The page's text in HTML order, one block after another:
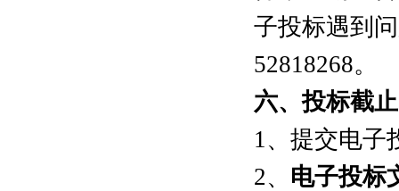
子投标遇到
52818268。
六、投标截
1、提交电子
2、 电子投标